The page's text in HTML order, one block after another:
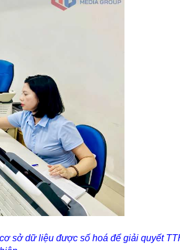
sở dữ liệu được số hoá để giải quyết